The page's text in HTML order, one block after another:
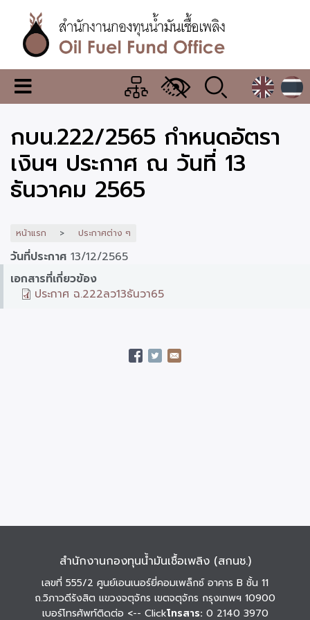
เนื้อหา
หลักสำนักงาน
กองทุน
น้ำมัน
เชื้อ
เพลิง
เมนู
เปลี่ยน
แสดง
ผล
กบน.222/2565 กำหนดอัตรา
เงินฯ ประกาศ ณ วันที่ 13
ธันวาคม 2565
หน้าแรก ประกาศต่าง ๆ
วันที่ประกาศ 13/12/2565
เอกสารที่เกี่ยวข้อง
ประกาศ ฉ.222ลว13ธันวา65
สำนักงานกองทุนน้ำมันเชื้อเพลิง (สกนช.)
เลขที่ 555/2 ศูนย์เอนเนอร์ยี่คอมเพล็กซ์ อาคาร B ชั้น 11
ถ.วิภาวดีรังสิต แขวงจตุจักร เขตจตุจักร กรุงเทพฯ 10900
เบอร์โทรศัพท์ติดต่อ <-- Clickโทรสาร: 0 2140 3970